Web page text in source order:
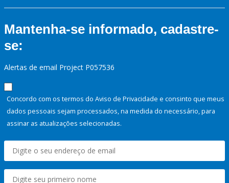
Mantenha-se informado, cadastre-
se:
Alertas de email Project P057536
Concordo com os termos do Aviso de Privacidade e consinto que meus
dados pessoais sejam processados, na medida do necessário, para
assinar as atualizações selecionadas.